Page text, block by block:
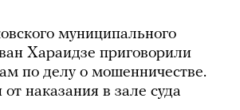
муниципального
Хараидзе приговорили
по делу о мошенничестве.
наказания в зале суда